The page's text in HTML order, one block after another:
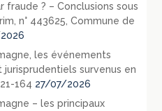
? – Conclusions sous
n° 443625, Commune de
les événements
survenus en
164 27/07/2026
– les principaux